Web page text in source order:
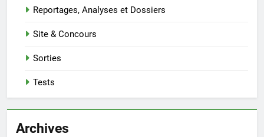
Reportages, Analyses et Dossiers
Site & Concours
Sorties
Tests
Archives